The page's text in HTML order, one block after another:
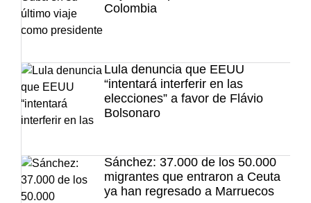
Colombia
Lula denuncia que EEUU
“intentará interferir en las
elecciones” a favor de Flávio
Bolsonaro
Sánchez: 37.000 de los 50.000
migrantes que entraron a Ceuta
ya han regresado a Marruecos